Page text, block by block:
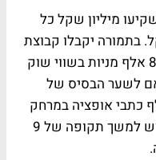
מיליון שקל כל
0.5 מיליון שקל. בתמורה יקבלו קבוצת
המשקיעים סכום כולל של כ-833.3 אלף מניות בשווי שוק
(בהתאם לשער הבסיס של
הבוקר) בנוסף לכ-416.7 אלף כתבי אופציה במרחק
של כ-29% מהכסף, הניתנים למימוש למשך תקופה של 9